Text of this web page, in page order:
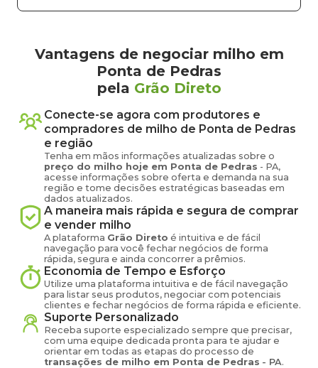
Vantagens de negociar milho em
Ponta de Pedras
pela Grão Direto
Conecte-se agora com produtores e
compradores de milho de Ponta de Pedras
e região
Tenha em mãos informações atualizadas sobre o
preço do milho hoje em Ponta de Pedras - PA,
acesse informações sobre oferta e demanda na sua
região e tome decisões estratégicas baseadas em
dados atualizados.
A maneira mais rápida e segura de comprar
e vender milho
A plataforma Grão Direto é intuitiva e de fácil
navegação para você fechar negócios de forma
rápida, segura e ainda concorrer a prêmios.
Economia de Tempo e Esforço
Utilize uma plataforma intuitiva e de fácil navegação
para listar seus produtos, negociar com potenciais
clientes e fechar negócios de forma rápida e eficiente.
Suporte Personalizado
Receba suporte especializado sempre que precisar,
com uma equipe dedicada pronta para te ajudar e
orientar em todas as etapas do processo de
transações de milho em Ponta de Pedras - PA.